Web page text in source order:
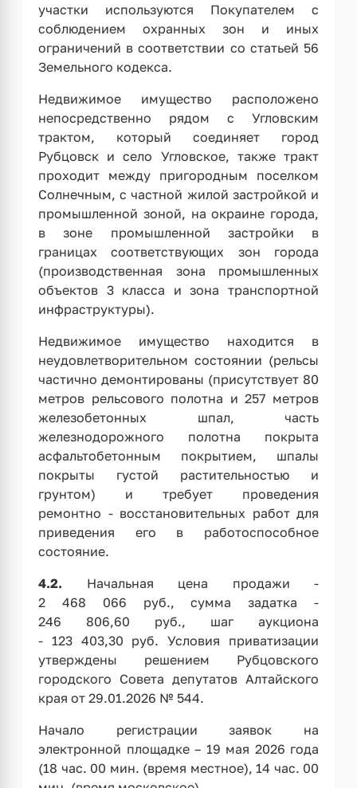
участки используются Покупателем с
соблюдением охранных зон и иных
ограничений в соответствии со статьей 56
Земельного кодекса.
Недвижимое имущество расположено
непосредственно рядом с Угловским
трактом, который соединяет город
Рубцовск и село Угловское, также тракт
проходит между пригородным поселком
Солнечным, с частной жилой застройкой и
промышленной зоной, на окраине города,
в зоне промышленной застройки в
границах соответствующих зон города
(производственная зона промышленных
объектов 3 класса и зона транспортной
инфраструктуры).
Недвижимое имущество находится в
неудовлетворительном состоянии (рельсы
частично демонтированы (присутствует 80
метров рельсового полотна и 257 метров
железобетонных шпал, часть
железнодорожного полотна покрыта
асфальтобетонным покрытием, шпалы
покрыты густой растительностью и
грунтом) и требует проведения
ремонтно - восстановительных работ для
приведения его в работоспособное
состояние.
4.2. Начальная цена продажи -
2 468 066 руб., сумма задатка -
246 806,60 руб., шаг аукциона
- 123 403,30 руб. Условия приватизации
утверждены решением Рубцовского
городского Совета депутатов Алтайского
края от 29.01.2026 № 544.
Начало регистрации заявок на
электронной площадке – 19 мая 2026 года
(18 час. 00 мин. (время местное), 14 час. 00